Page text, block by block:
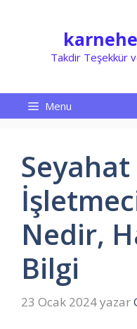
Takdir Teşekkür
Menu
Seyahat
Nedir,
Bilgi
23 Ocak 2024yazar